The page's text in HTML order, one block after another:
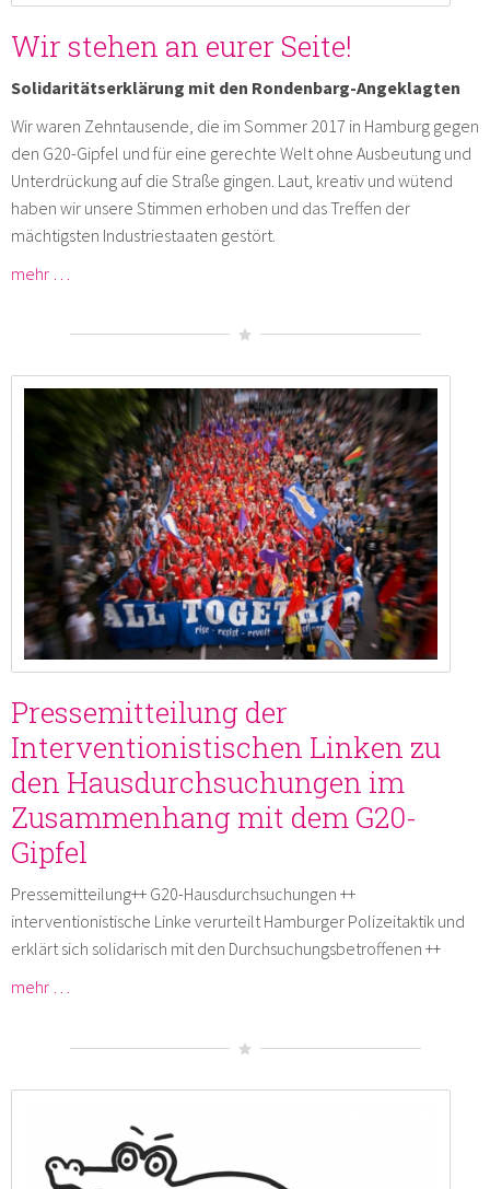
Wir stehen an eurer Seite!
Solidaritätserklärung mit den Rondenbarg-Angeklagten
Wir waren Zehntausende, die im Sommer 2017 in Hamburg gegen
den G20-Gipfel und für eine gerechte Welt ohne Ausbeutung und
Unterdrückung auf die Straße gingen. Laut, kreativ und wütend
haben wir unsere Stimmen erhoben und das Treffen der
mächtigsten Industriestaaten gestört.
mehr …
Pressemitteilung der
Interventionistischen Linken zu
den Hausdurchsuchungen im
Zusammenhang mit dem G20-
Gipfel
Pressemitteilung++ G20-Hausdurchsuchungen ++
interventionistische Linke verurteilt Hamburger Polizeitaktik und
erklärt sich solidarisch mit den Durchsuchungsbetroffenen ++
mehr …